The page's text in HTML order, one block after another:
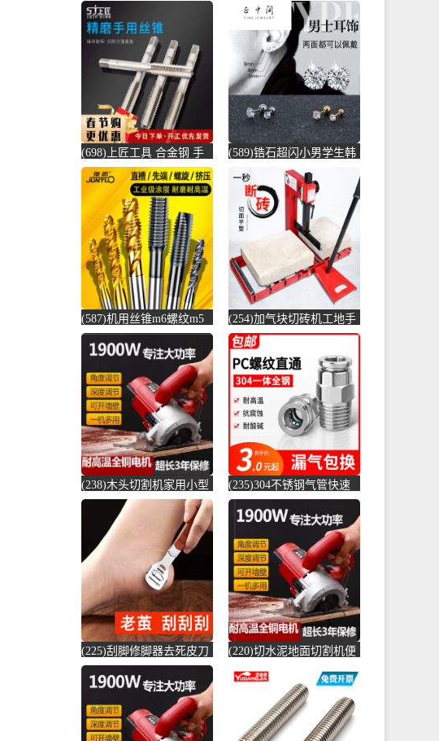
(698)上匠工具 合金钢 手
用丝锥攻螺纹工具攻丝丝
攻套丝m-螺纹钢(上匠工具
旗舰店仅售5.8元)
(589)锆石超闪小男学生韩
版耳骨钉钛钢养耳棒防过
敏圆珠女儿-圆棒钢(正中
间旗舰店仅售5.6元)
(587)机用丝锥m6螺纹m5
攻丝m3钻头m8丝攻m10不
锈-螺纹钢(俊拓五金旗舰
(254)加气块切砖机工地手
动轻质砖压砖机带钢尺水
泥砖泡沫砖-水泥切割机
(贞美旗舰店仅售390元)
(238)木头切割机家用小型
切水泥地面金属钢材机两
用新款切槽-水泥切割机
(simtone旗舰店仅售122.65
元)
(235)304不锈钢气管快速
接头快插气动快接螺纹高
压气嘴直-螺纹钢(卓成五
(225)刮脚修脚器去死皮刀
老茧磨脚神器脚皮工具脚
底脚后跟刨-钢筋切割工具
(齐开雅致专卖店仅售13.8
元)
(220)切水泥地面切割机便
便携式电-水泥切割机
(simtone旗舰店仅售123.75